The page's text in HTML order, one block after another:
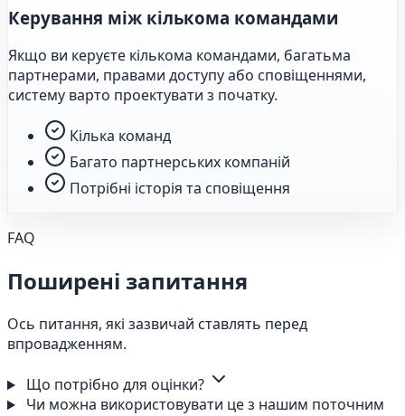
Керування між кількома командами
Якщо ви керуєте кількома командами, багатьма
партнерами, правами доступу або сповіщеннями,
систему варто проектувати з початку.
Кілька команд
Багато партнерських компаній
Потрібні історія та сповіщення
FAQ
Поширені запитання
Ось питання, які зазвичай ставлять перед
впровадженням.
Що потрібно для оцінки?
Чи можна використовувати це з нашим поточним